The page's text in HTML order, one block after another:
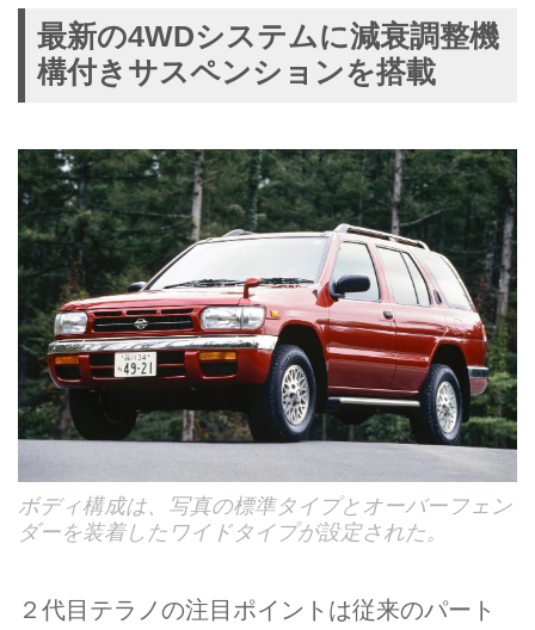
最新の4WDシステムに減衰調整機
構付きサスペンションを搭載
ボディ構成は、写真の標準タイプとオーバーフェン
ダーを装着したワイドタイプが設定された。
２代目テラノの注目ポイントは従来のパート